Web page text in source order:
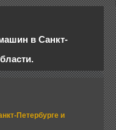
в Санкт-
Петербурге и